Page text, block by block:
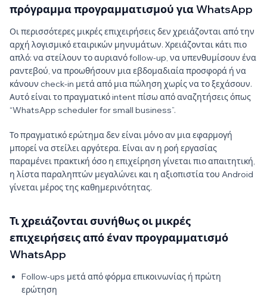
πρόγραμμα προγραμματισμού για WhatsApp
Οι περισσότερες μικρές επιχειρήσεις δεν χρειάζονται από την
αρχή λογισμικό εταιρικών μηνυμάτων. Χρειάζονται κάτι πιο
απλό: να στείλουν το αυριανό follow-up, να υπενθυμίσουν ένα
ραντεβού, να προωθήσουν μια εβδομαδιαία προσφορά ή να
κάνουν check-in μετά από μια πώληση χωρίς να το ξεχάσουν.
Αυτό είναι το πραγματικό intent πίσω από αναζητήσεις όπως
“WhatsApp scheduler for small business”.
Το πραγματικό ερώτημα δεν είναι μόνο αν μια εφαρμογή
μπορεί να στείλει αργότερα. Είναι αν η ροή εργασίας
παραμένει πρακτική όσο η επιχείρηση γίνεται πιο απαιτητική,
η λίστα παραληπτών μεγαλώνει και η αξιοπιστία του Android
γίνεται μέρος της καθημερινότητας.
Τι χρειάζονται συνήθως οι μικρές
επιχειρήσεις από έναν προγραμματισμό
WhatsApp
Follow-ups μετά από φόρμα επικοινωνίας ή πρώτη
ερώτηση